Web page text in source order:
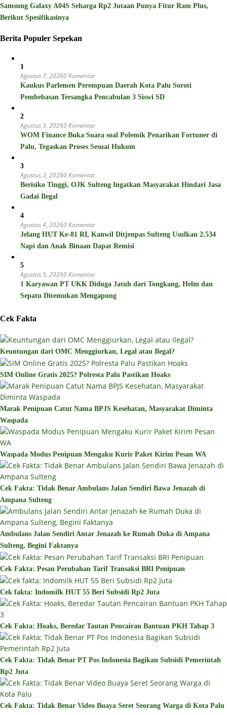
Samsung Galaxy A04S Seharga Rp2 Jutaan Punya Fitur Ram Plus,
Berikut Spesifikasinya
Berita Populer Sepekan
1
Agustus 7, 20260 Komentar
Kaukus Parlemen Perempuan Daerah Kota Palu Soroti
Pembebasan Tersangka Pencabulan 3 Siswi SD
2
Agustus 3, 20260 Komentar
WOM Finance Buka Suara soal Polemik Penarikan Fortuner di
Palu, Tegaskan Proses Sesuai Hukum
3
Agustus 3, 20260 Komentar
Berisiko Tinggi, OJK Sulteng Ingatkan Masyarakat Hindari Jasa
Gadai Ilegal
4
Agustus 4, 20260 Komentar
Jelang HUT Ke-81 RI, Kanwil Ditjenpas Sulteng Usulkan 2.534
Napi dan Anak Binaan Dapat Remisi
5
Agustus 5, 20260 Komentar
1 Karyawan PT UKK Diduga Jatuh dari Tongkang, Helm dan
Sepatu Ditemukan Mengapung
Cek Fakta
Keuntungan dari OMC Menggiurkan, Legal atau Ilegal?
SIM Online Gratis 2025? Polresta Palu Pastikan Hoaks
Marak Penipuan Catut Nama BPJS Kesehatan, Masyarakat Diminta
Waspada
Waspada Modus Penipuan Mengaku Kurir Paket Kirim Pesan WA
Cek Fakta: Tidak Benar Ambulans Jalan Sendiri Bawa Jenazah di
Ampana Sulteng
Ambulans Jalan Sendiri Antar Jenazah ke Rumah Duka di Ampana
Sulteng, Begini Faktanya
Cek Fakta: Pesan Perubahan Tarif Transaksi BRI Penipuan
Cek fakta: Indomilk HUT 55 Beri Subsidi Rp2 Juta
Cek Fakta: Hoaks, Beredar Tautan Pencairan Bantuan PKH Tahap 3
Cek Fakta: Tidak Benar PT Pos Indonesia Bagikan Subsidi Pemerintah
Rp2 Juta
Cek Fakta: Tidak Benar Video Buaya Seret Seorang Warga di Kota Palu